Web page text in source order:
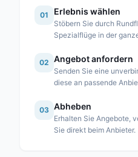
Linth Air Service AG
Mountain Flyers 80 Ltd
Partn’Air Management
Rose Helicopter AG
Simplon Air GmbH
Swiss Helicopter AG
01 Erlebnis wählen
Stöbern Sie durch
Spezialflüge in der
02 Angebot anfordern
Senden Sie eine
diese an passende
03 Abheben
Erhalten Sie Angebote,
Sie direkt beim Anbieter.